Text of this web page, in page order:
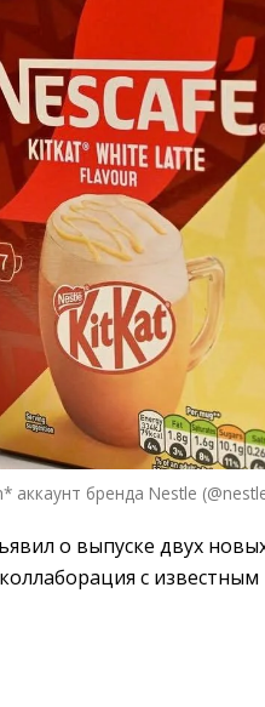
аккаунт бренда Nestle
о выпуске двух
с известным